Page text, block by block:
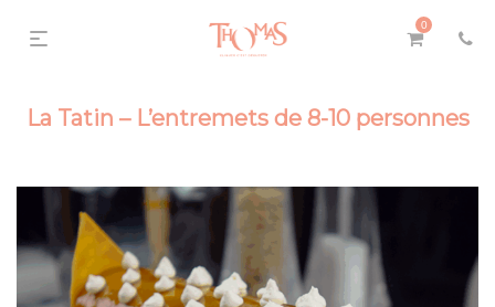
0
La Tatin – L’entremets de 8-10 personnes